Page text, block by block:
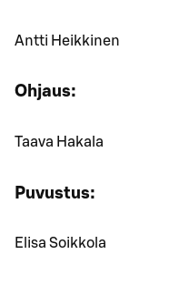
Antti Heikkinen
Ohjaus:
Taava Hakala
Puvustus:
Elisa Soikkola